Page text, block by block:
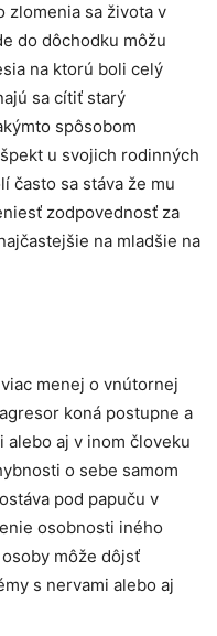
zlomenia sa života v
do dôchodku môžu
na ktorú boli celý
sa cítiť starý
spôsobom
u svojich rodinných
často sa stáva že mu
zodpovednosť za
na mladšie na
menej o vnútornej
koná postupne a
alebo aj v inom človeku
o sebe samom
pod papuču v
osobnosti iného
môže dôjsť
s nervami alebo aj